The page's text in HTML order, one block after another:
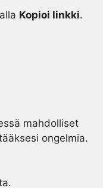
Kopioi linkki.
mahdolliset
ongelmia.